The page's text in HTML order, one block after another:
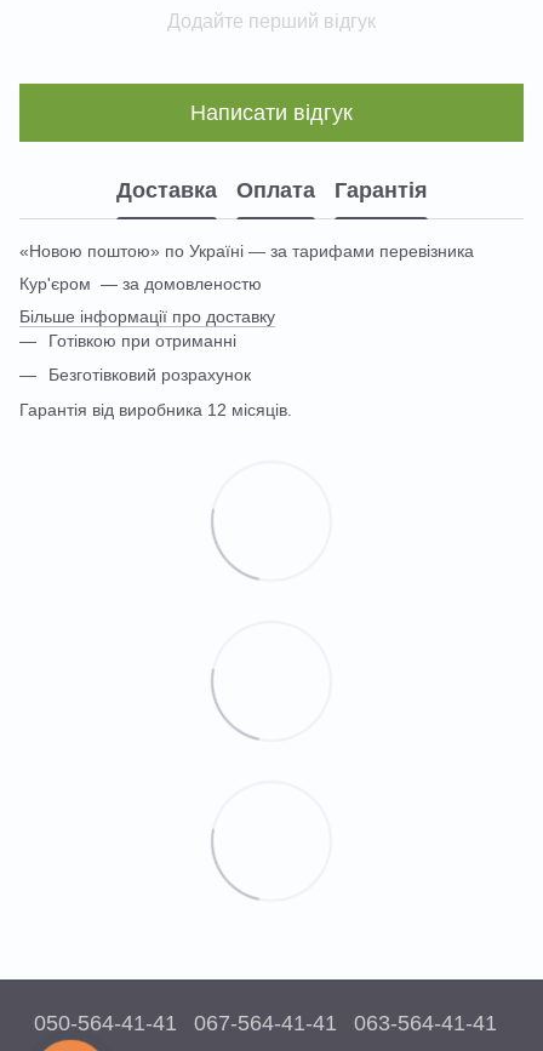
Додайте перший відгук
Написати відгук
Доставка Оплата Гарантія
«Новою поштою» по Україні — за тарифами перевізника
Кур'єром — за домовленостю
Більше інформації про доставку
Готівкою при отриманні
Безготівковий розрахунок
Гарантія від виробника 12 місяців.
050-564-41-41 067-564-41-41
063-564-41-41